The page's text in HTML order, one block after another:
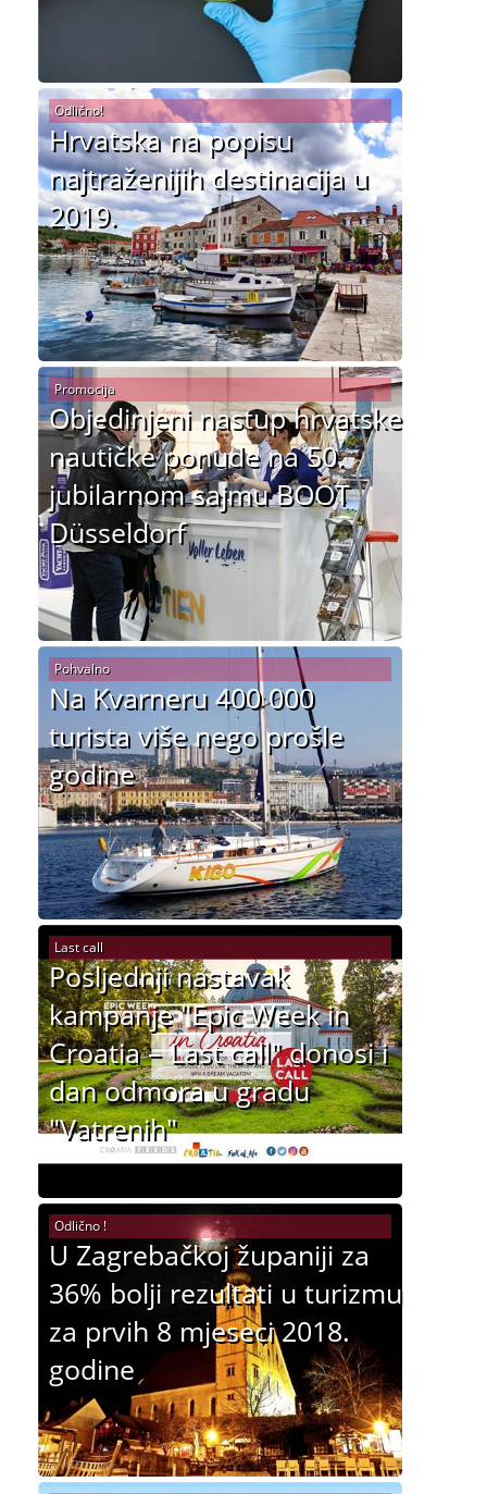
Hrvatska na popisu
najtraženijih destinacija u
2019.
Odlično!
Objedinjeni nastup hrvatske
nautičke ponude na 50.
jubilarnom sajmu BOOT
Düsseldorf
Promocija
Na Kvarneru 400 000
turista više nego prošle
godine
Pohvalno
Posljednji nastavak
kampanje "Epic Week in
Croatia – Last call" donosi i
dan odmora u gradu
"Vatrenih"
Last call
U Zagrebačkoj županiji za
36% bolji rezultati u turizmu
za prvih 8 mjeseci 2018.
godine
Odlično !